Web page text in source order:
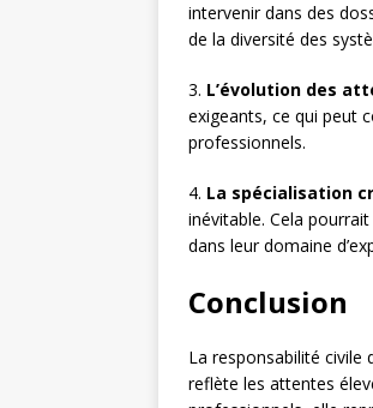
intervenir dans des
de la diversité des
3. L’évolution des
exigeants, ce qui peut
professionnels.
4. La spécialisation
inévitable. Cela
dans leur domaine
Conclusion
La responsabilité
reflète les attentes